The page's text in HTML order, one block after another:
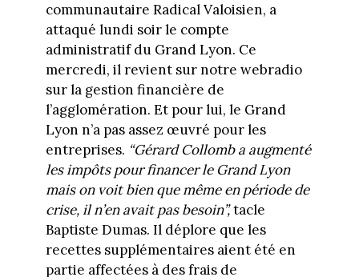
communautaire Radical Valoisien, a
attaqué lundi soir le compte
administratif du Grand Lyon. Ce
mercredi, il revient sur notre webradio
sur la gestion financière de
l’agglomération. Et pour lui, le Grand
Lyon n’a pas assez œuvré pour les
entreprises. “Gérard Collomb a augmenté
les impôts pour financer le Grand Lyon
mais on voit bien que même en période de
crise, il n’en avait pas besoin”,tacle
Baptiste Dumas. Il déplore que les
recettes supplémentaires aient été en
partie affectées à des frais de